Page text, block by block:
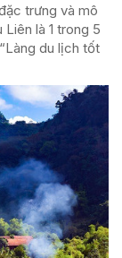
trưng và mô
là 1 trong 5
du lịch tốt